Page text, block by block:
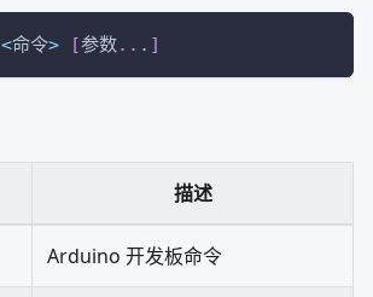
<命令> [参数.. . ]
描述
Arduino 开发板命令